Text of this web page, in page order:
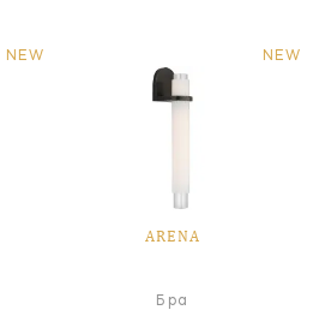
NEW NEW
ARENA
Бра